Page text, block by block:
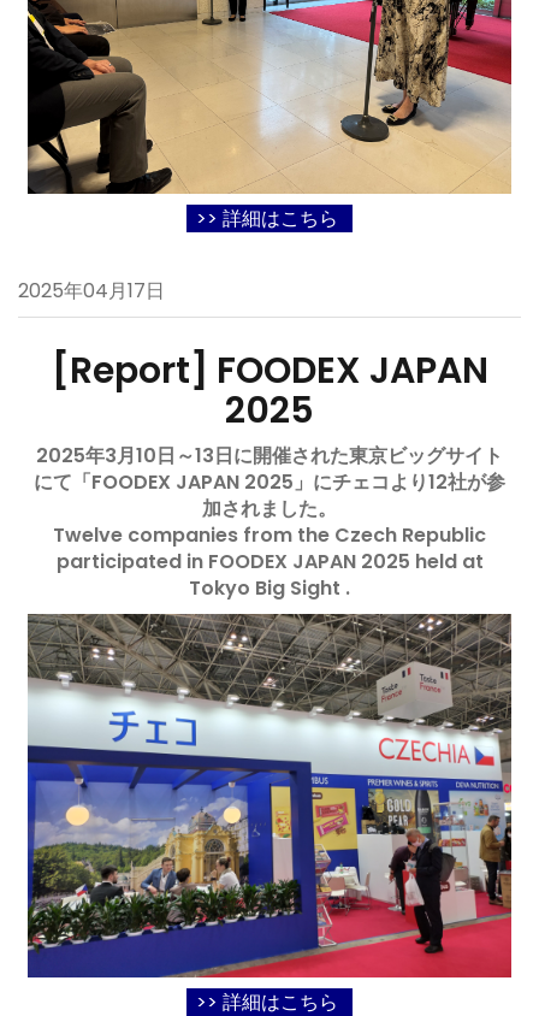
>> 詳細はこちら
2025年04月17日
[Report] FOODEX JAPAN
2025
2025年3月10日～13日に開催された東京ビッグサイト
にて「FOODEX JAPAN 2025」にチェコより12社が参
加されました。
Twelve companies from the Czech Republic
participated in FOODEX JAPAN 2025 held at
Tokyo Big Sight .
>> 詳細はこちら